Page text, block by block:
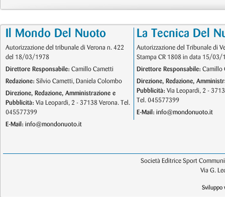
Il Mondo Del Nuoto
Autorizzazione del tribunale di Verona n. 422
del 18/03/1978
Direttore Responsabile: Camillo Cametti
Redazione: Silvio Cametti, Daniela Colombo
Direzione, Redazione, Amministrazione e
Pubblicità: Via Leopardi, 2 - 37138 Verona. Tel.
045577399
E-Mail: info@mondonuoto.it
La Tecnica Del
Autorizzazione del Tribunale di
Stampa CR 1808 in data 15/03/
Direttore Responsabile: Camillo
Direzione, Redazione,
Pubblicità: Via Leopardi, 2 -
Tel. 045577399
E-Mail: info@mondonuoto.it
Società Editrice Sport
Via G.
Sviluppo